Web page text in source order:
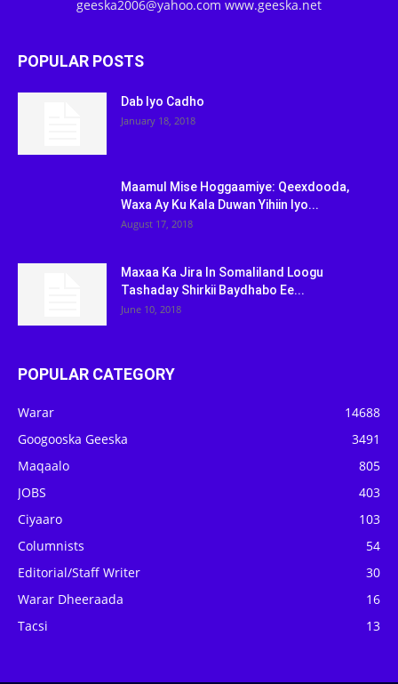
geeska2006@yahoo.com www.geeska.net
POPULAR POSTS
Dab Iyo Cadho
January 18, 2018
Maamul Mise Hoggaamiye: Qeexdooda,
Waxa Ay Ku Kala Duwan Yihiin Iyo...
August 17, 2018
Maxaa Ka Jira In Somaliland Loogu
Tashaday Shirkii Baydhabo Ee...
June 10, 2018
POPULAR CATEGORY
Warar
14688
Googooska Geeska
3491
Maqaalo
805
JOBS
403
Ciyaaro
103
Columnists
54
Editorial/Staff Writer
30
Warar Dheeraada
16
Tacsi
13